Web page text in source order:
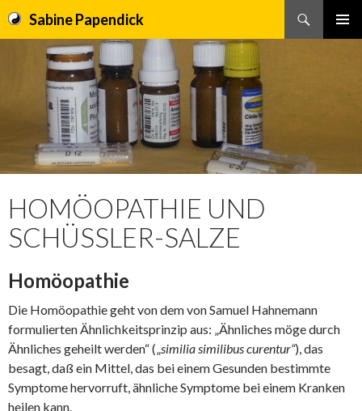
Sabine Papendick
Suchen
SPRINGE
INHALT
HOMÖOPATHIE UND
SCHÜSSLER-SALZE
Homöopathie
Die Homöopathie geht von dem von Samuel Hahnemann
formulierten Ähnlichkeitsprinzip aus: „Ähnliches möge durch
Ähnliches geheilt werden“ („similia similibus curentur“), das
besagt, daß ein Mittel, das bei einem Gesunden bestimmte
Symptome hervorruft, ähnliche Symptome bei einem Kranken
heilen kann.